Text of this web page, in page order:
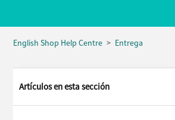
English Shop Help Centre Entrega
Artículos en esta sección